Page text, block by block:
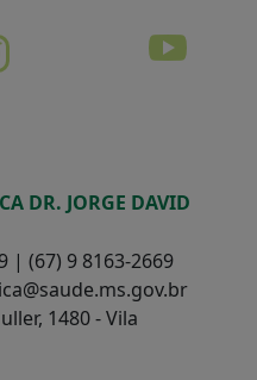
DR. JORGE DAVID
| (67) 9 8163-2669
1480 - Vila